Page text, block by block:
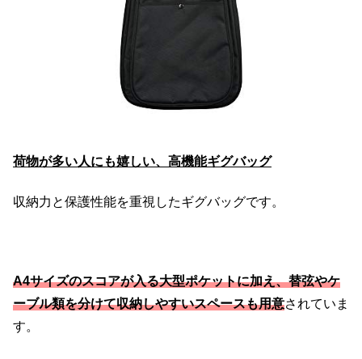
荷物が多い人にも嬉しい、高機能ギグバッグ
収納力と保護性能を重視したギグバッグです。
A4サイズのスコアが入る大型ポケットに加え、替弦やケ
ーブル類を分けて収納しやすいスペースも用意されていま
す。